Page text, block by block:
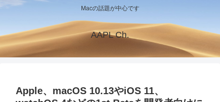
Macの話題が中心です
AAPL Ch.
Apple、macOS 10.13やiOS 11、